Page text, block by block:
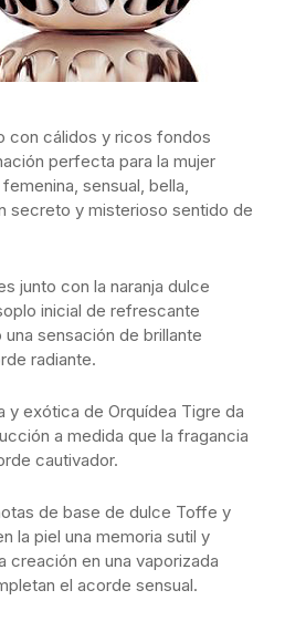
con cálidos y ricos fondos
perfecta para la mujer
sensual, bella,
secreto y misterioso sentido de
junto con la naranja dulce
inicial de refrescante
sensación de brillante
radiante.
y exótica de Orquídea Tigre da
a medida que la fragancia
cautivador.
de base de dulce Toffe y
la piel una memoria sutil y
creación en una vaporizada
el acorde sensual.